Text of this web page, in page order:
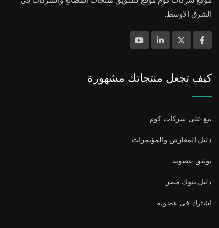
الشرق الاوسط.
كيف تجعل منتجاتك مشهورة
بيع على شركات كوم
دليل المعارض والمؤتمرات
توثيق عضوية
دليل بنوك مصر
اشترك فى عضوية